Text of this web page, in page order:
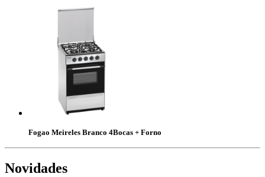
Fogao Meireles Branco 4Bocas + Forno
Novidades